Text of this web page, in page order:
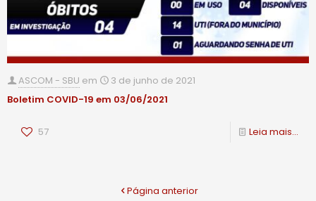
ASCOM - SBU em
3 de junho de 2021
Boletim COVID-19 em 03/06/2021
57 Leia mais...
Página anterior